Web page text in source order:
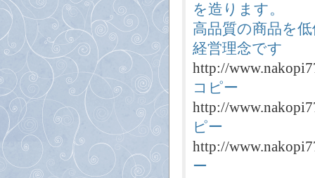
を造ります。
高品質の商品を
経営理念です
http://
コピー
http://
ピー
http://
ー